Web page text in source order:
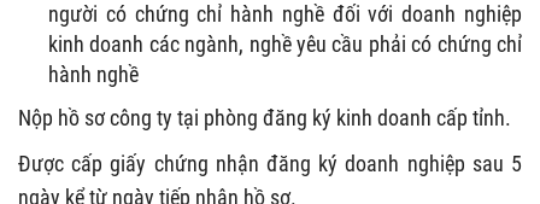
người có chứng chỉ hành nghề đối với doanh nghiệp
kinh doanh các ngành, nghề yêu cầu phải có chứng chỉ
hành nghề
Nộp hồ sơ công ty tại phòng đăng ký kinh doanh cấp tỉnh.
Được cấp giấy chứng nhận đăng ký doanh nghiệp sau 5
ngày kể từ ngày tiếp nhận hồ sơ.